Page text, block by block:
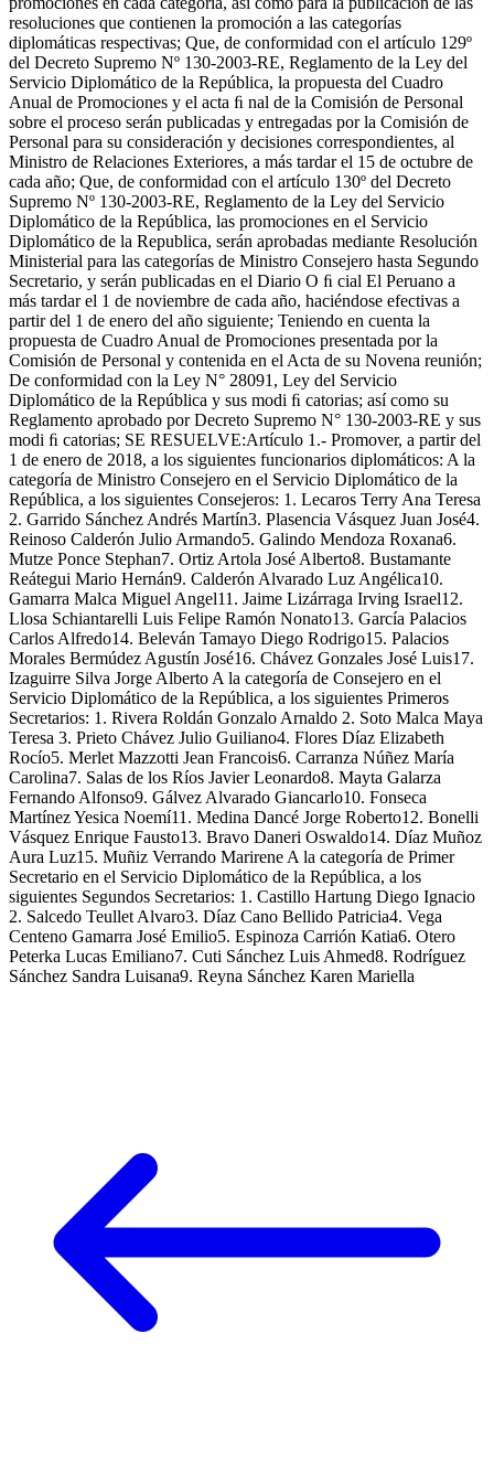
resoluciones que contienen la promoción a las categorías
diplomáticas respectivas; Que, de conformidad con el artículo 129º
del Decreto Supremo Nº 130-2003-RE, Reglamento de la Ley del
Servicio Diplomático de la República, la propuesta del Cuadro
Anual de Promociones y el acta ﬁ nal de la Comisión de Personal
sobre el proceso serán publicadas y entregadas por la Comisión de
Personal para su consideración y decisiones correspondientes, al
Ministro de Relaciones Exteriores, a más tardar el 15 de octubre de
cada año; Que, de conformidad con el artículo 130º del Decreto
Supremo Nº 130-2003-RE, Reglamento de la Ley del Servicio
Diplomático de la República, las promociones en el Servicio
Diplomático de la Republica, serán aprobadas mediante Resolución
Ministerial para las categorías de Ministro Consejero hasta Segundo
Secretario, y serán publicadas en el Diario O ﬁ cial El Peruano a
más tardar el 1 de noviembre de cada año, haciéndose efectivas a
partir del 1 de enero del año siguiente; Teniendo en cuenta la
propuesta de Cuadro Anual de Promociones presentada por la
Comisión de Personal y contenida en el Acta de su Novena reunión;
De conformidad con la Ley N° 28091, Ley del Servicio
Diplomático de la República y sus modi ﬁ catorias; así como su
Reglamento aprobado por Decreto Supremo N° 130-2003-RE y sus
modi ﬁ catorias; SE RESUELVE:Artículo 1.- Promover, a partir del
1 de enero de 2018, a los siguientes funcionarios diplomáticos: A la
categoría de Ministro Consejero en el Servicio Diplomático de la
República, a los siguientes Consejeros: 1. Lecaros Terry Ana Teresa
2. Garrido Sánchez Andrés Martín3. Plasencia Vásquez Juan José4.
Reinoso Calderón Julio Armando5. Galindo Mendoza Roxana6.
Mutze Ponce Stephan7. Ortiz Artola José Alberto8. Bustamante
Reátegui Mario Hernán9. Calderón Alvarado Luz Angélica10.
Gamarra Malca Miguel Angel11. Jaime Lizárraga Irving Israel12.
Llosa Schiantarelli Luis Felipe Ramón Nonato13. García Palacios
Carlos Alfredo14. Beleván Tamayo Diego Rodrigo15. Palacios
Morales Bermúdez Agustín José16. Chávez Gonzales José Luis17.
Izaguirre Silva Jorge Alberto A la categoría de Consejero en el
Servicio Diplomático de la República, a los siguientes Primeros
Secretarios: 1. Rivera Roldán Gonzalo Arnaldo 2. Soto Malca Maya
Teresa 3. Prieto Chávez Julio Guiliano4. Flores Díaz Elizabeth
Rocío5. Merlet Mazzotti Jean Francois6. Carranza Núñez María
Carolina7. Salas de los Ríos Javier Leonardo8. Mayta Galarza
Fernando Alfonso9. Gálvez Alvarado Giancarlo10. Fonseca
Martínez Yesica Noemí11. Medina Dancé Jorge Roberto12. Bonelli
Vásquez Enrique Fausto13. Bravo Daneri Oswaldo14. Díaz Muñoz
Aura Luz15. Muñiz Verrando Marirene A la categoría de Primer
Secretario en el Servicio Diplomático de la República, a los
siguientes Segundos Secretarios: 1. Castillo Hartung Diego Ignacio
2. Salcedo Teullet Alvaro3. Díaz Cano Bellido Patricia4. Vega
Centeno Gamarra José Emilio5. Espinoza Carrión Katia6. Otero
Peterka Lucas Emiliano7. Cuti Sánchez Luis Ahmed8. Rodríguez
Sánchez Sandra Luisana9. Reyna Sánchez Karen Mariella